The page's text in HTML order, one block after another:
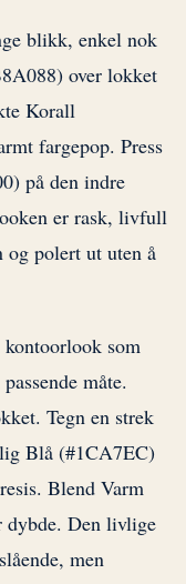
blikk, enkel nok
over lokket
Korall
fargepop. Press
på den indre
er rask, livfull
og polert ut uten å
som
måte.
Tegn en strek
Blå (#1CA7EC)
Blend Varm
Den livlige
men